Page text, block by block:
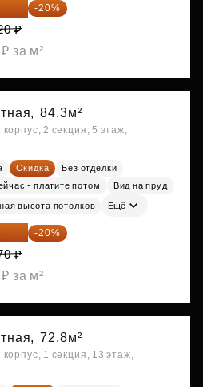
₽ -20%
₽
за м²
84.3м²
2 секция, 5 этаж,
Скидка
Без отделки
- платите потом
Вид на пруд
высота потолков Ещё
₽ -20%
₽
за м²
72.8м²
1 секция, 13 этаж,